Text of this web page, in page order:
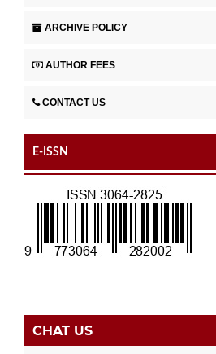
ARCHIVE POLICY
AUTHOR FEES
CONTACT US
E-ISSN
CHAT US